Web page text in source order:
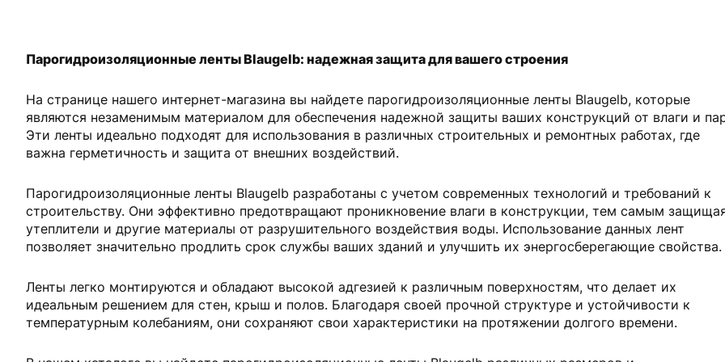
Парогидроизоляционные ленты Blaugelb: надежная защита для вашего строения
На странице нашего интернет-магазина вы найдете парогидроизоляционные ленты Blaugelb, которые
являются незаменимым материалом для обеспечения надежной защиты ваших конструкций от влаги и
Эти ленты идеально подходят для использования в различных строительных и ремонтных работах, где
важна герметичность и защита от внешних воздействий.
Парогидроизоляционные ленты Blaugelb разработаны с учетом современных технологий и требований к
строительству. Они эффективно предотвращают проникновение влаги в конструкции, тем самым
утеплители и другие материалы от разрушительного воздействия воды. Использование данных лент
позволяет значительно продлить срок службы ваших зданий и улучшить их энергосберегающие свойства.
Ленты легко монтируются и обладают высокой адгезией к различным поверхностям, что делает их
идеальным решением для стен, крыш и полов. Благодаря своей прочной структуре и устойчивости к
температурным колебаниям, они сохраняют свои характеристики на протяжении долгого времени.